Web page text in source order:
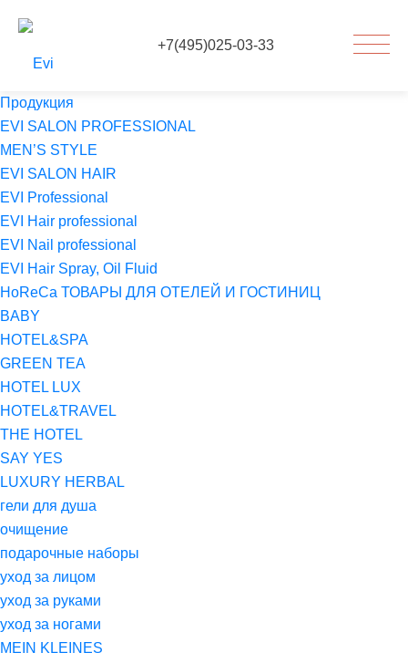
+7(495)025-03-33
Продукция
EVI SALON PROFESSIONAL
MEN’S STYLE
EVI SALON HAIR
EVI Professional
EVI Hair professional
EVI Nail professional
EVI Hair Spray, Oil Fluid
HoReCa ТОВАРЫ ДЛЯ ОТЕЛЕЙ И ГОСТИНИЦ
BABY
HOTEL&SPA
GREEN TEA
HOTEL LUX
HOTEL&TRAVEL
THE HOTEL
SAY YES
LUXURY HERBAL
гели для душа
очищение
подарочные наборы
уход за лицом
уход за руками
уход за ногами
MEIN KLEINES